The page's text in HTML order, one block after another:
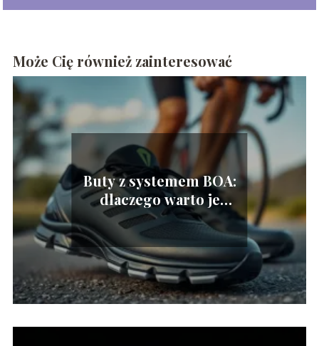
Może Cię również zainteresować
Buty z systemem BOA:
dlaczego warto je
wybrać?